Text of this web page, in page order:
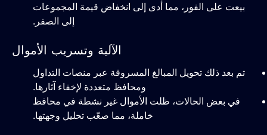
بيعت على الفور، مما أدى إلى انخفاض قيمة المجموعات
إلى الصفر.
الآلية وتسريب الأموال
تم بعد ذلك تحويل المبالغ المسروقة عبر منصات التداول
ومحافظ متعددة لإخفاء آثارها.
في بعض الحالات، ظلت الأموال غير نشطة في محافظ
خاملة، مما صعّب تحليل وجهتها.